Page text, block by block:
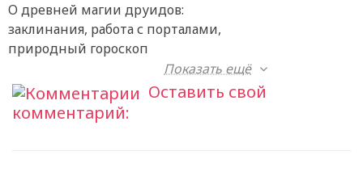
О древней магии друидов:
заклинания, работа с порталами,
природный гороскоп
Показать ещё
Оставить свой
комментарий: